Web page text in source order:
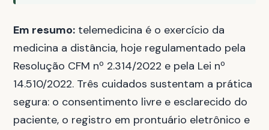
Em resumo: telemedicina é o exercício da
medicina a distância, hoje regulamentado pela
Resolução CFM nº 2.314/2022 e pela Lei nº
14.510/2022. Três cuidados sustentam a prática
segura: o consentimento livre e esclarecido do
paciente, o registro em prontuário eletrônico e